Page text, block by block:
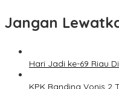
Jangan
Hari Jadi ke-69 Riau
KPK Banding Vonis 2